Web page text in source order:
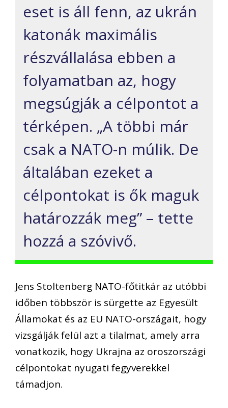
eset is áll fenn, az ukrán
katonák maximális
részvállalása ebben a
folyamatban az, hogy
megsúgják a célpontot a
térképen. „A többi már
csak a NATO-n múlik. De
általában ezeket a
célpontokat is ők maguk
határozzák meg” – tette
hozzá a szóvivő.
Jens Stoltenberg NATO-főtitkár az utóbbi
időben többször is sürgette az Egyesült
Államokat és az EU NATO-országait, hogy
vizsgálják felül azt a tilalmat, amely arra
vonatkozik, hogy Ukrajna az oroszországi
célpontokat nyugati fegyverekkel
támadjon.